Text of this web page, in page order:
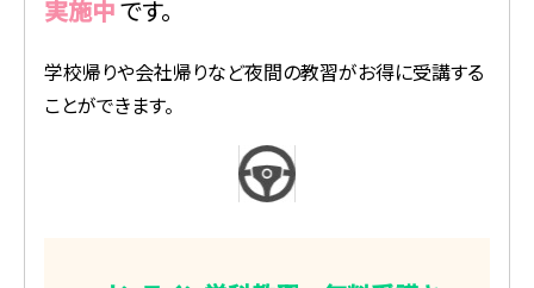
実施中です。
学校帰りや会社帰りなど夜間の教習がお得に受講する
ことができます。